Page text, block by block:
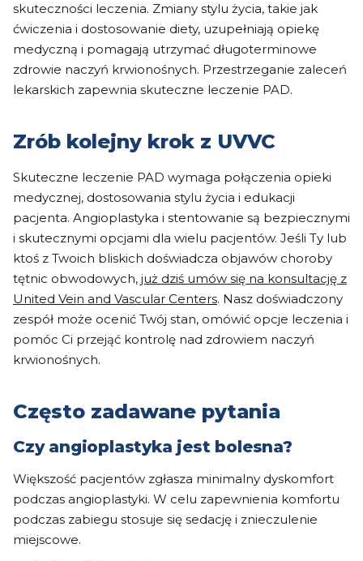
skuteczności leczenia. Zmiany stylu życia, takie jak
ćwiczenia i dostosowanie diety, uzupełniają opiekę
medyczną i pomagają utrzymać długoterminowe
zdrowie naczyń krwionośnych. Przestrzeganie zaleceń
lekarskich zapewnia skuteczne leczenie PAD.
Zrób kolejny krok z UVVC
Skuteczne leczenie PAD wymaga połączenia opieki
medycznej, dostosowania stylu życia i edukacji
pacjenta. Angioplastyka i stentowanie są bezpiecznymi
i skutecznymi opcjami dla wielu pacjentów. Jeśli Ty lub
ktoś z Twoich bliskich doświadcza objawów choroby
tętnic obwodowych, już dziś umów się na konsultację z
United Vein and Vascular Centers. Nasz doświadczony
zespół może ocenić Twój stan, omówić opcje leczenia i
pomóc Ci przejąć kontrolę nad zdrowiem naczyń
krwionośnych.
Często zadawane pytania
Czy angioplastyka jest bolesna?
Większość pacjentów zgłasza minimalny dyskomfort
podczas angioplastyki. W celu zapewnienia komfortu
podczas zabiegu stosuje się sedację i znieczulenie
miejscowe.